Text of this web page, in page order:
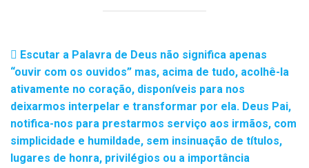
Escutar a Palavra de Deus não significa apenas
“ouvir com os ouvidos” mas, acima de tudo, acolhê-la
ativamente no coração, disponíveis para nos
deixarmos interpelar e transformar por ela. Deus Pai,
notifica-nos para prestarmos serviço aos irmãos, com
simplicidade e humildade, sem insinuação de títulos,
lugares de honra, privilégios ou a importância